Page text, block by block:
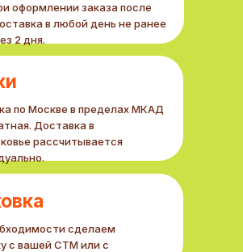
сделаем
с вашей СТМ или с
оформлении заказа после
в любой день не ранее
2 дня.
по Москве в пределах МКАД
Доставка в
рассчитывается
КП